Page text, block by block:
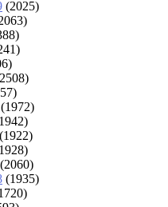
(2025)
(1972)
(1922)
(2060)
(1935)